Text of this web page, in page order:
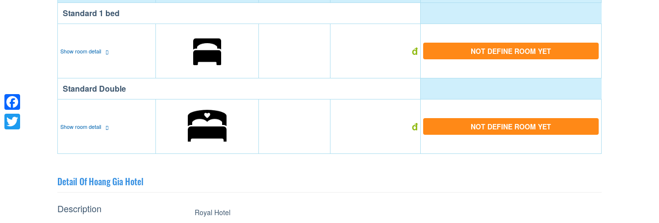
Standard 1 bed
Show room detail đ NOT DEFINE ROOM YET
Standard Double
Show room detail đ NOT DEFINE ROOM YET
Detail Of Hoang Gia Hotel
Description Royal Hotel
Facebook